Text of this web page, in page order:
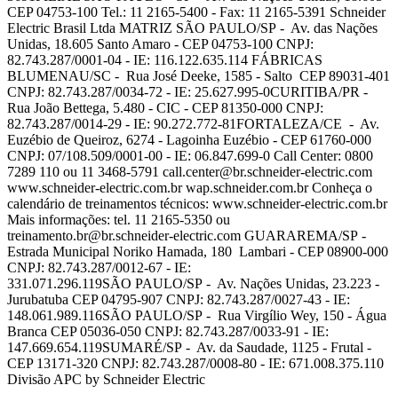
CEP 04753-100 Tel.: 11 2165-5400 - Fax: 11 2165-5391 Schneider
Electric Brasil Ltda MATRIZ SÃO PAULO/SP - Av. das Nações
Unidas, 18.605 Santo Amaro - CEP 04753-100 CNPJ:
82.743.287/0001-04 - IE: 116.122.635.114 FÁBRICAS
BLUMENAU/SC - Rua José Deeke, 1585 - Salto CEP 89031-401
CNPJ: 82.743.287/0034-72 - IE: 25.627.995-0CURITIBA/PR -
Rua João Bettega, 5.480 - CIC - CEP 81350-000 CNPJ:
82.743.287/0014-29 - IE: 90.272.772-81FORTALEZA/CE - Av.
Euzébio de Queiroz, 6274 - Lagoinha Euzébio - CEP 61760-000
CNPJ: 07/108.509/0001-00 - IE: 06.847.699-0 Call Center: 0800
7289 110 ou 11 3468-5791 call.center@br.schneider-electric.com
www.schneider-electric.com.br wap.schneider.com.br Conheça o
calendário de treinamentos técnicos: www.schneider-electric.com.br
Mais informações: tel. 11 2165-5350 ou
treinamento.br@br.schneider-electric.com GUARAREMA/SP -
Estrada Municipal Noriko Hamada, 180 Lambari - CEP 08900-000
CNPJ: 82.743.287/0012-67 - IE:
331.071.296.119SÃO PAULO/SP - Av. Nações Unidas, 23.223 -
Jurubatuba CEP 04795-907 CNPJ: 82.743.287/0027-43 - IE:
148.061.989.116SÃO PAULO/SP - Rua Virgílio Wey, 150 - Água
Branca CEP 05036-050 CNPJ: 82.743.287/0033-91 - IE:
147.669.654.119SUMARÉ/SP - Av. da Saudade, 1125 - Frutal -
CEP 13171-320 CNPJ: 82.743.287/0008-80 - IE: 671.008.375.110
Divisão APC by Schneider Electric